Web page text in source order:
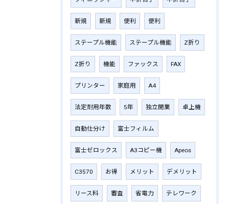
新規 新規 便利 便利
ステープル機能 ステープル機能 Z折り
Z折り 機能 ファックス FAX
プリンター 家庭用 A4
法定耐用年数 5年 独立開業 卓上機
自動仕分け 富士フィルム
富士ゼロックス A3コピー機 Apeos
C3570 お得 メリット デメリット
リース料 審査 省電力 テレワーク